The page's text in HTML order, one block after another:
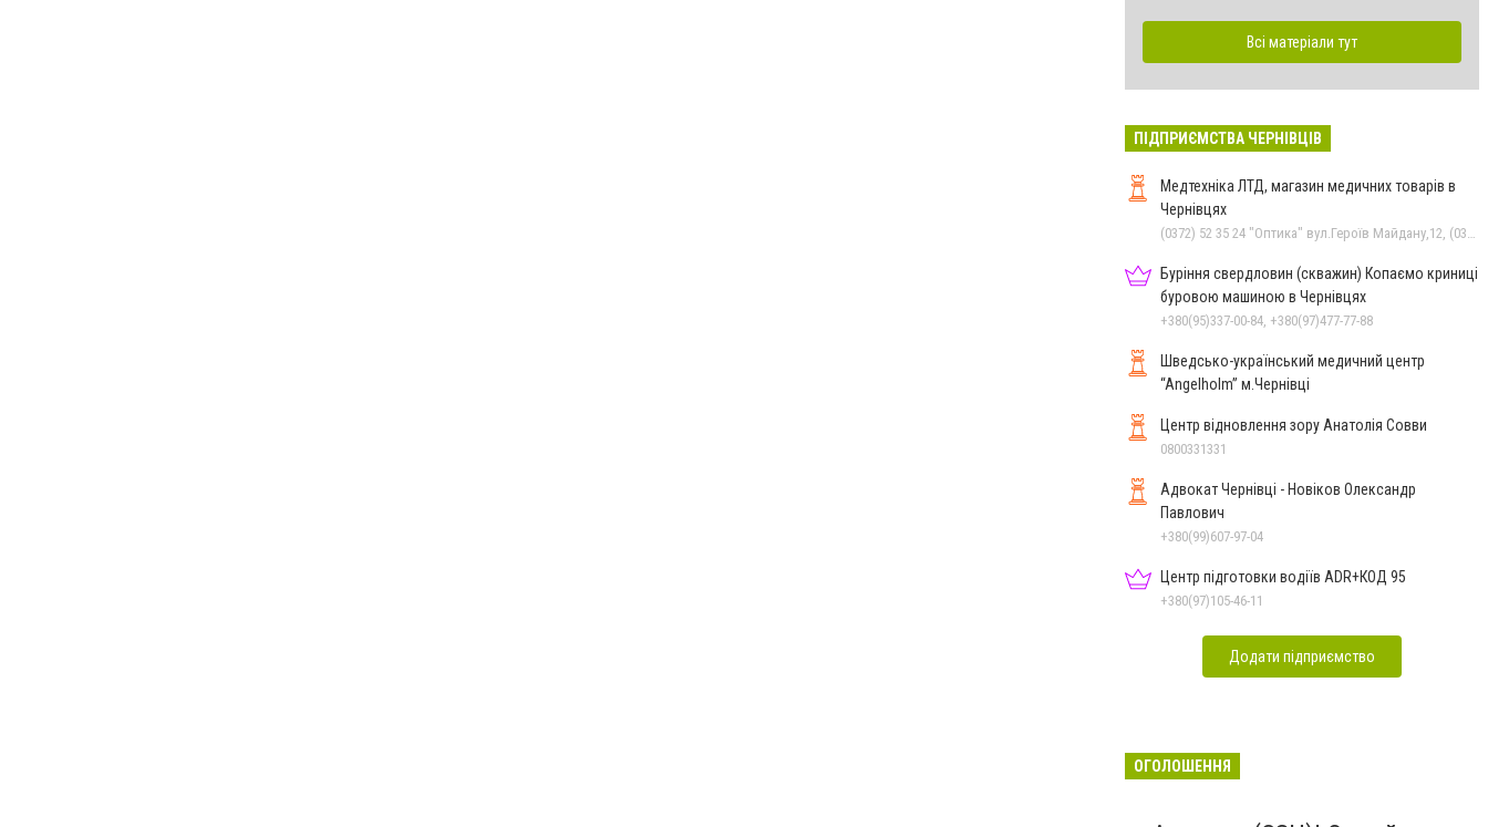
Всі матеріали тут
ПІДПРИЄМСТВА ЧЕРНІВЦІВ
Медтехніка ЛТД, магазин медичних товарів в
Чернівцях
Буріння свердловин (скважин) Копаємо криниці
буровою машиною в Чернівцях
+380(95)337-00-84, +380(97)477-77-88
Шведсько-український медичний центр
“Angelholm” м.Чернівці
Центр відновлення зору Анатолія Совви
0800331331
Адвокат Чернівці - Новіков Олександр
Павлович
+380(99)607-97-04
Центр підготовки водіїв ADR+КОД 95
+380(97)105-46-11
Додати підприємство
ОГОЛОШЕННЯ